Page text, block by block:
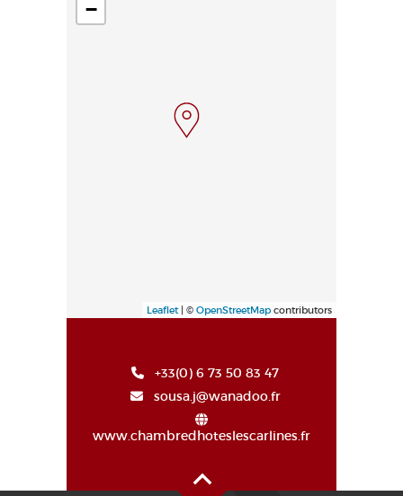
−
Leaflet| © OpenStreetMap contributors
+33(0) 6 73 50 83 47
sousa.j@wanadoo.fr
www.chambredhoteslescarlines.fr